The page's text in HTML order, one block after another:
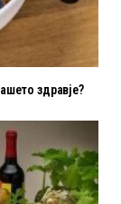
здравје?